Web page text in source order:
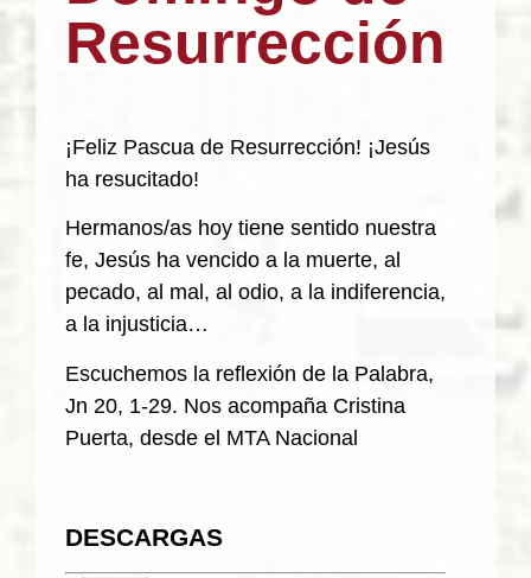
Resurrección
¡Feliz Pascua de Resurrección! ¡Jesús
ha resucitado!
Hermanos/as hoy tiene sentido nuestra
fe, Jesús ha vencido a la muerte, al
pecado, al mal, al odio, a la indiferencia,
a la injusticia…
Escuchemos la reflexión de la Palabra,
Jn 20, 1-29. Nos acompaña Cristina
Puerta, desde el MTA Nacional
DESCARGAS